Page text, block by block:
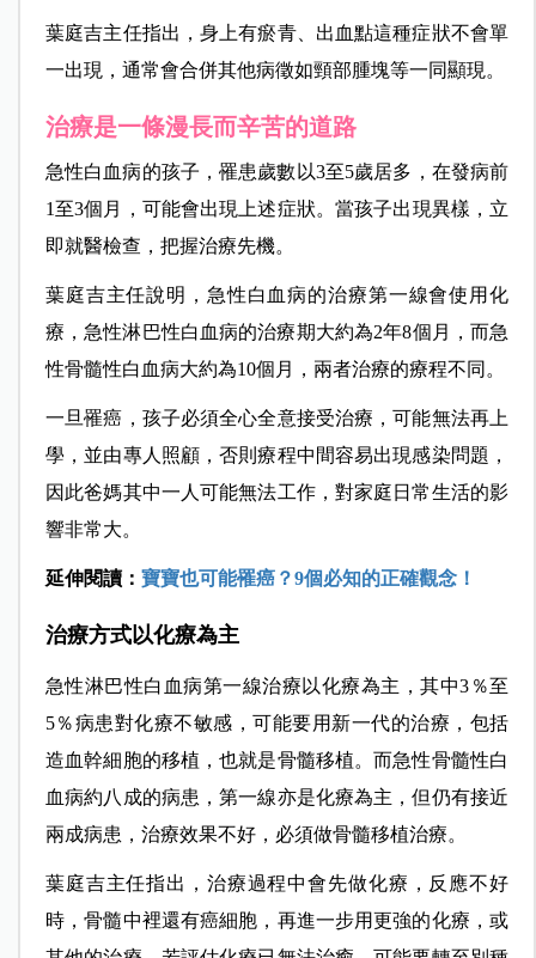
葉庭吉主任指出，身上有瘀青、出血點這種症狀不會單
一出現，通常會合併其他病徵如頸部腫塊等一同顯現。
治療是一條漫長而辛苦的道路
急性白血病的孩子，罹患歲數以3至5歲居多，在發病前
1至3個月，可能會出現上述症狀。當孩子出現異樣，立
即就醫檢查，把握治療先機。
葉庭吉主任說明，急性白血病的治療第一線會使用化
療，急性淋巴性白血病的治療期大約為2年8個月，而急
性骨髓性白血病大約為10個月，兩者治療的療程不同。
一旦罹癌，孩子必須全心全意接受治療，可能無法再上
學，並由專人照顧，否則療程中間容易出現感染問題，
因此爸媽其中一人可能無法工作，對家庭日常生活的影
響非常大。
延伸閱讀： 寶寶也可能罹癌？9個必知的正確觀念！
治療方式以化療為主
急性淋巴性白血病第一線治療以化療為主，其中3％至
5％病患對化療不敏感，可能要用新一代的治療，包括
造血幹細胞的移植，也就是骨髓移植。而急性骨髓性白
血病約八成的病患，第一線亦是化療為主，但仍有接近
兩成病患，治療效果不好，必須做骨髓移植治療。
葉庭吉主任指出，治療過程中會先做化療，反應不好
時，骨髓中裡還有癌細胞，再進一步用更強的化療，或